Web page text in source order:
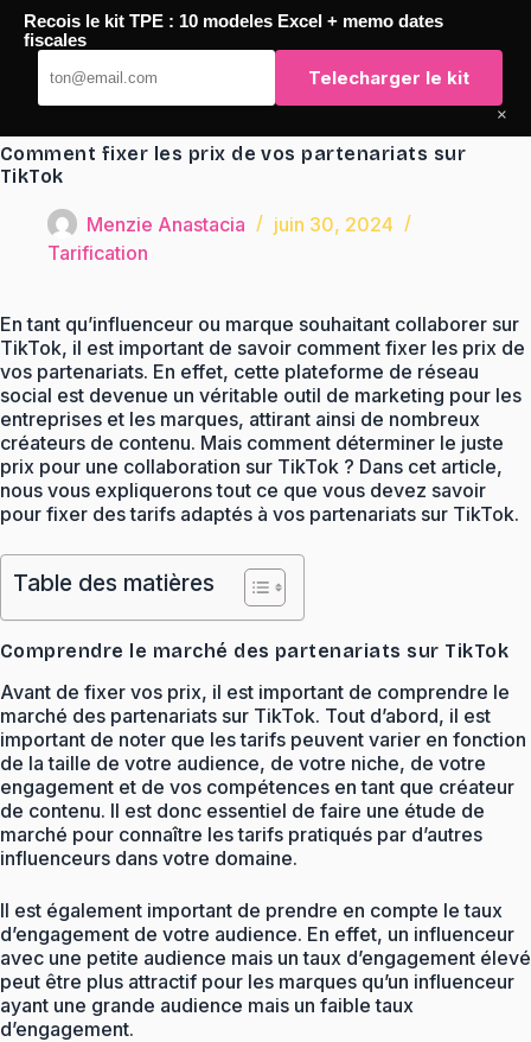
Passer
contenu
TaqTaq
Comment fixer les prix de vos partenariats sur
TikTok
Menzie Anastacia
juin 30, 2024
Tarification
En tant qu’influenceur ou marque souhaitant collaborer sur
TikTok, il est important de savoir comment fixer les prix de
vos partenariats. En effet, cette plateforme de réseau
social est devenue un véritable outil de marketing pour les
entreprises et les marques, attirant ainsi de nombreux
créateurs de contenu. Mais comment déterminer le juste
prix pour une collaboration sur TikTok ? Dans cet article,
nous vous expliquerons tout ce que vous devez savoir
pour fixer des tarifs adaptés à vos partenariats sur TikTok.
Table des matières
Comprendre le marché des partenariats sur TikTok
Avant de fixer vos prix, il est important de comprendre le
marché des partenariats sur TikTok. Tout d’abord, il est
important de noter que les tarifs peuvent varier en fonction
de la taille de votre audience, de votre niche, de votre
engagement et de vos compétences en tant que créateur
de contenu. Il est donc essentiel de faire une étude de
marché pour connaître les tarifs pratiqués par d’autres
influenceurs dans votre domaine.
Il est également important de prendre en compte le taux
d’engagement de votre audience. En effet, un influenceur
avec une petite audience mais un taux d’engagement élevé
peut être plus attractif pour les marques qu’un influenceur
ayant une grande audience mais un faible taux
d’engagement.
Recois le kit TPE : 10 modeles Excel + memo dates
fiscales
Telecharger le kit
×